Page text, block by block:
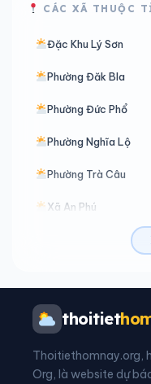
CÁC XÃ THUỘC
Đặc Khu Lý Sơn
Phường Đăk Bla
Phường Đức Phổ
Phường Nghĩa Lộ
Phường Trà Câu
Xã An Phú
Xã Ba Vì
Xã Ba Xa
Xã Bình Minh
thoitiet
Thoitiethomnay.org,
Org, là website dự